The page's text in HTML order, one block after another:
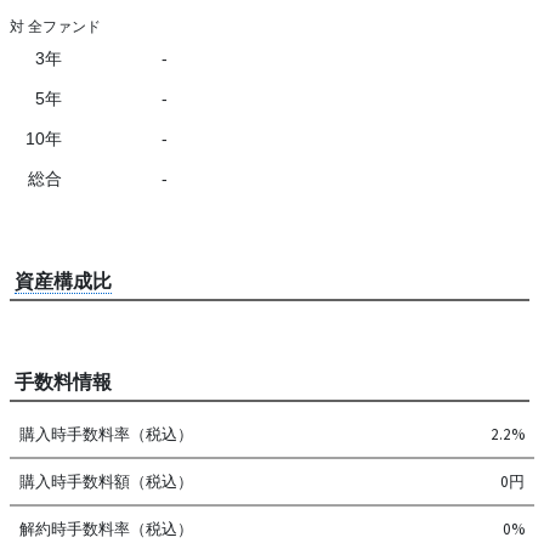
対 全ファンド
3年 -
5年 -
10年 -
総合 -
資産構成比
手数料情報
購入時手数料率（税込） 2.2%
購入時手数料額（税込） 0円
解約時手数料率（税込） 0%